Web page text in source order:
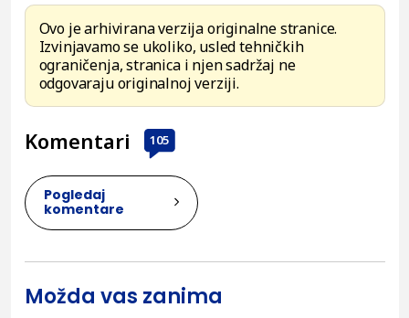
Ovo je arhivirana verzija originalne stranice.
Izvinjavamo se ukoliko, usled tehničkih
ograničenja, stranica i njen sadržaj ne
odgovaraju originalnoj verziji.
Komentari 105
Pogledaj
komentare
Možda vas zanima